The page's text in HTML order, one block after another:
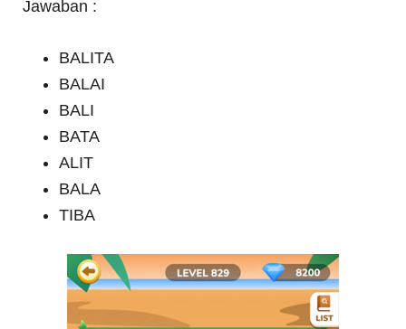
Jawaban :
BALITA
BALAI
BALI
BATA
ALIT
BALA
TIBA